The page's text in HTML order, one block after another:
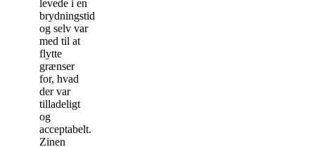
levede i en
brydningstid
og selv var
med til at
flytte
grænser
for, hvad
der var
tilladeligt
og
acceptabelt.
Zinen